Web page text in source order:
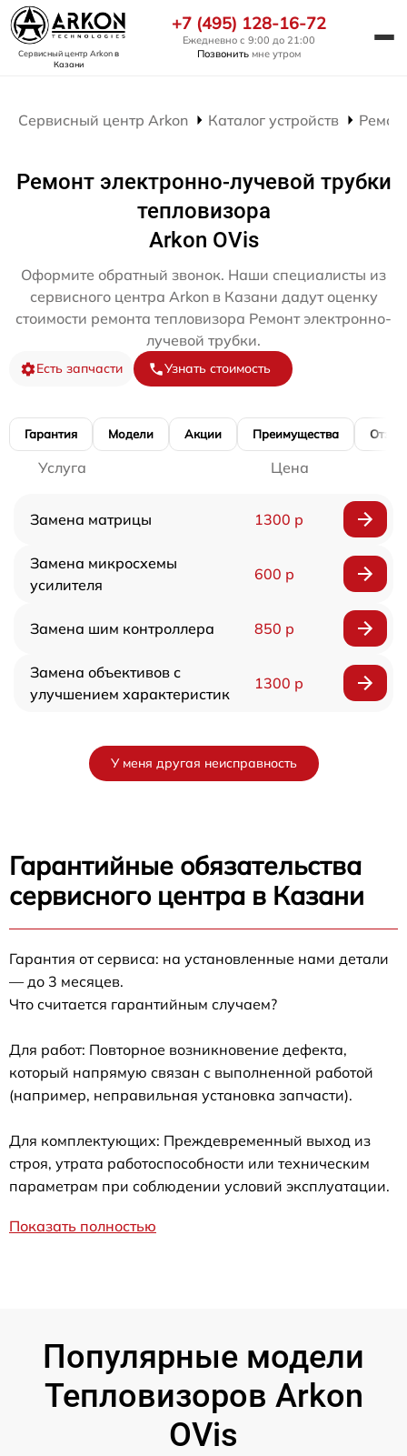
Сервисный центр Arkonв
Казани
+7 (495) 128-16-72
Ежедневно с 9:00 до 21:00
Позвонить мне утром
Сервисный центр Arkon Каталог устройств
Ремонт электронно-лучевой трубки
тепловизора
Arkon OVis
Оформите обратный звонок. Наши специалисты из
сервисного центра Arkon в Казани дадут оценку
стоимости ремонта тепловизора Ремонт электронно-
лучевой трубки.
Есть запчасти Узнать стоимость
Гарантия Модели Акции Преимущества
Услуга Цена
Замена матрицы 1300 р
Замена микросхемы
усилителя
600 р
Замена шим контроллера 850 р
Замена объективов с
улучшением характеристик
1300 р
У меня другая неисправность
Гарантийные обязательства
сервисного центра в Казани
Гарантия от сервиса: на установленные нами детали
— до 3 месяцев.
Что считается гарантийным случаем?
Для работ: Повторное возникновение дефекта,
который напрямую связан с выполненной работой
(например, неправильная установка запчасти).
Для комплектующих: Преждевременный выход из
строя, утрата работоспособности или техническим
параметрам при соблюдении условий эксплуатации.
Показать полностью
Популярные модели
Тепловизоров Arkon
OVis